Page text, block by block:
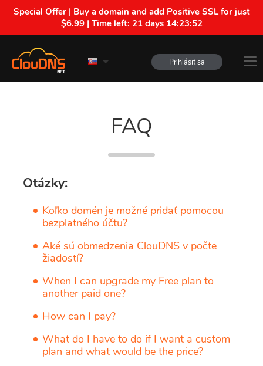
Special Offer | Buy a domain and add Positive SSL for just
$6.99 | Time left: 21 days 14:23:52
Prihlásiť sa
FAQ
Otázky:
Koľko domén je možné pridať pomocou
bezplatného účtu?
Aké sú obmedzenia ClouDNS v počte
žiadostí?
When I can upgrade my Free plan to
another paid one?
How can I pay?
What do I have to do if I want a custom
plan and what would be the price?